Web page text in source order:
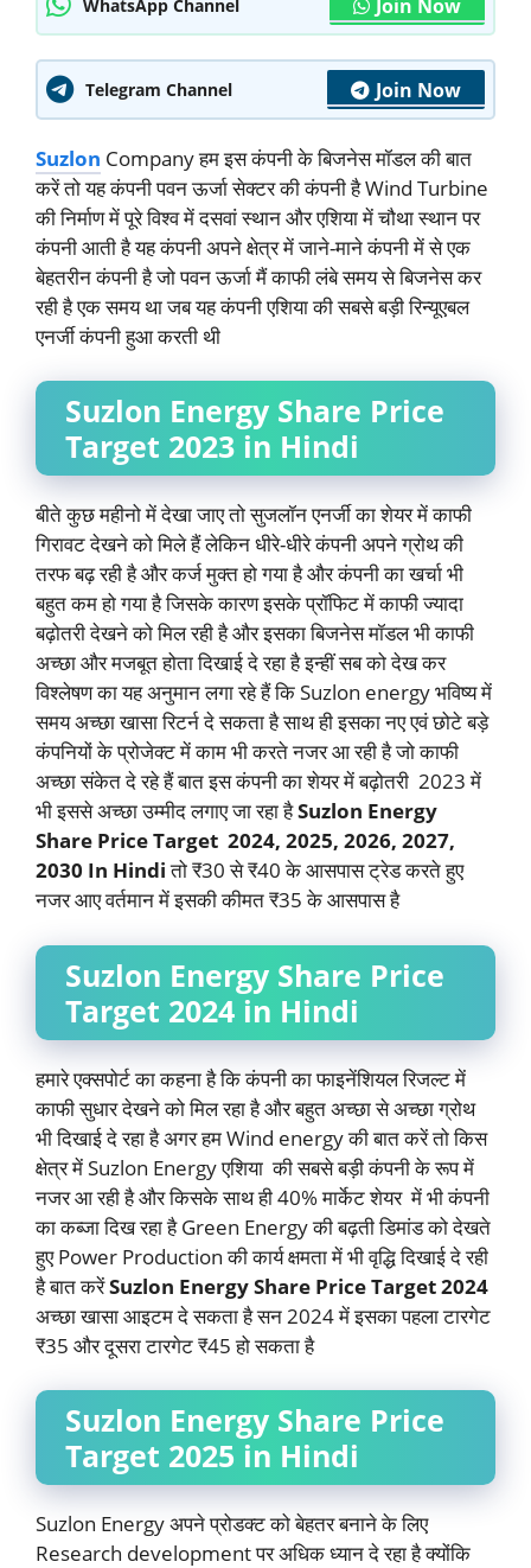
WhatsApp Channel Join Now
Telegram Channel Join Now
Suzlon Company हम इस कंपनी के बिजनेस मॉडल की बात
करें तो यह कंपनी पवन ऊर्जा सेक्टर की कंपनी है Wind Turbine
की निर्माण में पूरे विश्व में दसवां स्थान और एशिया में चौथा स्थान पर
कंपनी आती है यह कंपनी अपने क्षेत्र में जाने-माने कंपनी में से एक
बेहतरीन कंपनी है जो पवन ऊर्जा मैं काफी लंबे समय से बिजनेस कर
रही है एक समय था जब यह कंपनी एशिया की सबसे बड़ी रिन्यूएबल
एनर्जी कंपनी हुआ करती थी
Suzlon Energy Share Price
Target 2023 in Hindi
बीते कुछ महीनो में देखा जाए तो सुजलॉन एनर्जी का शेयर में काफी
गिरावट देखने को मिले हैं लेकिन धीरे-धीरे कंपनी अपने ग्रोथ की
तरफ बढ़ रही है और कर्ज मुक्त हो गया है और कंपनी का खर्चा भी
बहुत कम हो गया है जिसके कारण इसके प्रॉफिट में काफी ज्यादा
बढ़ोतरी देखने को मिल रही है और इसका बिजनेस मॉडल भी काफी
अच्छा और मजबूत होता दिखाई दे रहा है इन्हीं सब को देख कर
विश्लेषण का यह अनुमान लगा रहे हैं कि Suzlon energy भविष्य में
समय अच्छा खासा रिटर्न दे सकता है साथ ही इसका नए एवं छोटे बड़े
कंपनियों के प्रोजेक्ट में काम भी करते नजर आ रही है जो काफी
अच्छा संकेत दे रहे हैं बात इस कंपनी का शेयर में बढ़ोतरी 2023 में
भी इससे अच्छा उम्मीद लगाए जा रहा हैSuzlon Energy
Share Price Target 2024, 2025, 2026, 2027,
2030 In Hindiतो ₹30 से ₹40 के आसपास ट्रेड करते हुए
नजर आए वर्तमान में इसकी कीमत ₹35 के आसपास है
Suzlon Energy Share Price
Target 2024 in Hindi
हमारे एक्सपोर्ट का कहना है कि कंपनी का फाइनेंशियल रिजल्ट में
काफी सुधार देखने को मिल रहा है और बहुत अच्छा से अच्छा ग्रोथ
भी दिखाई दे रहा है अगर हम Wind energy की बात करें तो किस
क्षेत्र में Suzlon Energy एशिया की सबसे बड़ी कंपनी के रूप में
नजर आ रही है और किसके साथ ही 40% मार्केट शेयर में भी कंपनी
का कब्जा दिख रहा है Green Energy की बढ़ती डिमांड को देखते
हुए Power Production की कार्य क्षमता में भी वृद्धि दिखाई दे रही
है बात करेंSuzlon Energy Share Price Target 2024
अच्छा खासा आइटम दे सकता है सन 2024 में इसका पहला टारगेट
₹35 और दूसरा टारगेट ₹45 हो सकता है
Suzlon Energy Share Price
Target 2025 in Hindi
Suzlon Energy अपने प्रोडक्ट को बेहतर बनाने के लिए
Research development पर अधिक ध्यान दे रहा है क्योंकि